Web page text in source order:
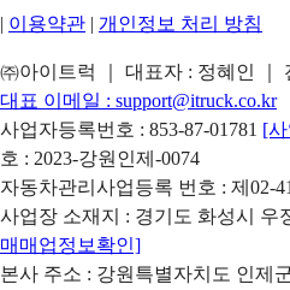
| 이용약관 | 개인정보 처리 방침
㈜아이트럭 ｜ 대표자 : 정혜인 ｜
대표 이메일 : support@itruck.co.kr
사업자등록번호 : 853-87-01781 [
호 : 2023-강원인제-0074
자동차관리사업등록 번호 : 제02-
사업장 소재지 : 경기도 화성시 우
매매업정보확인]
본사 주소 : 강원특별자치도 인제